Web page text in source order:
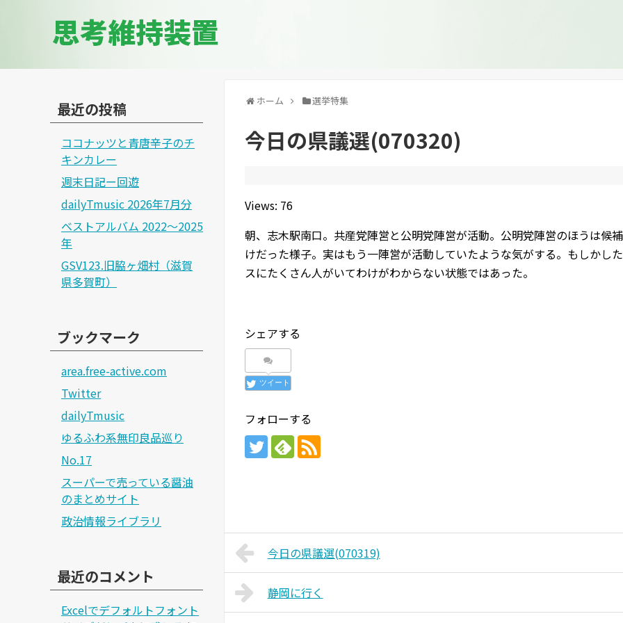
思考維持装置
ホーム 選挙特集
今日の県議選(070320)
Views: 76
朝、志木駅南口。共産党陣営と公明党陣営が活動。公明党陣営のほうは候
けだった様子。実はもう一陣営が活動していたような気がする。もしかし
スにたくさん人がいてわけがわからない状態ではあった。
シェアする
ツイート
フォローする
今日の県議選(070319)
静岡に行く
最近の投稿
ココナッツと青唐辛子のチ
キンカレー
週末日記ー回遊
dailyTmusic 2026年7月分
ベストアルバム 2022～2025
年
GSV123.旧脇ヶ畑村（滋賀
県多賀町）
ブックマーク
area.free-active.com
Twitter
dailyTmusic
ゆるふわ系無印良品巡り
No.17
スーパーで売っている醤油
のまとめサイト
政治情報ライブラリ
最近のコメント
Excelでデフォルトフォント